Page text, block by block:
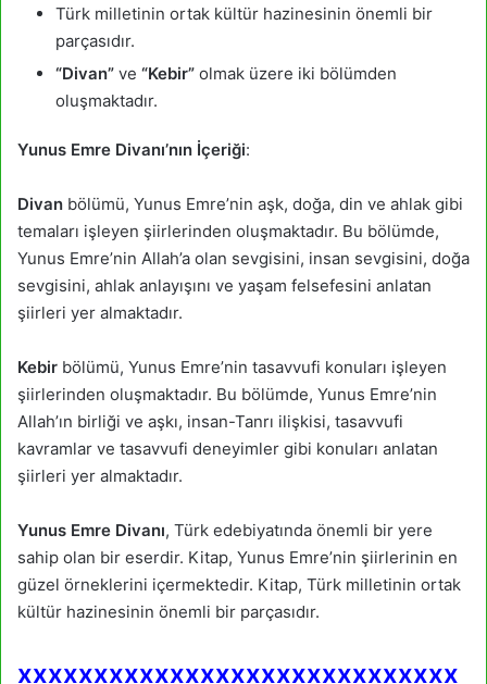
Türk milletinin ortak kültür hazinesinin önemli bir
parçasıdır.
“Divan” ve “Kebir” olmak üzere iki bölümden
oluşmaktadır.
Yunus Emre Divanı’nın İçeriği:
Divan bölümü, Yunus Emre’nin aşk, doğa, din ve ahlak gibi
temaları işleyen şiirlerinden oluşmaktadır. Bu bölümde,
Yunus Emre’nin Allah’a olan sevgisini, insan sevgisini, doğa
sevgisini, ahlak anlayışını ve yaşam felsefesini anlatan
şiirleri yer almaktadır.
Kebir bölümü, Yunus Emre’nin tasavvufi konuları işleyen
şiirlerinden oluşmaktadır. Bu bölümde, Yunus Emre’nin
Allah’ın birliği ve aşkı, insan-Tanrı ilişkisi, tasavvufi
kavramlar ve tasavvufi deneyimler gibi konuları anlatan
şiirleri yer almaktadır.
Yunus Emre Divanı, Türk edebiyatında önemli bir yere
sahip olan bir eserdir. Kitap, Yunus Emre’nin şiirlerinin en
güzel örneklerini içermektedir. Kitap, Türk milletinin ortak
kültür hazinesinin önemli bir parçasıdır.
xxxxxxxxxxxxxxxxxxxxxxxxxxxxx